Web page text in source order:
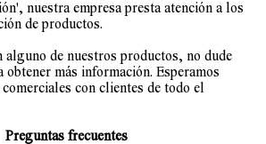
nuestra empresa presta atención a los
de productos.
alguno de nuestros productos, no dude
obtener más información. Esperamos
con clientes de todo el
Preguntas frecuentes